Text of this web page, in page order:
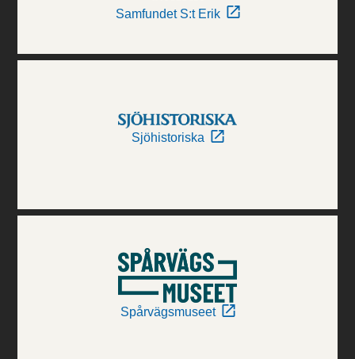
Samfundet S:t Erik
Sjöhistoriska
Spårvägsmuseet